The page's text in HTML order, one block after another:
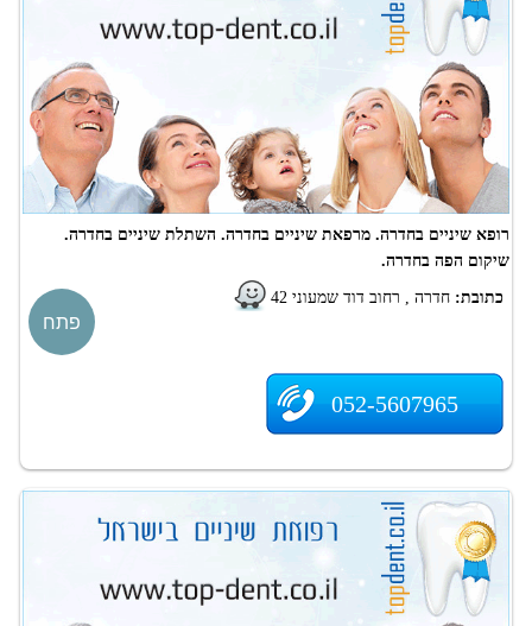
רופא שיניים בחדרה. מרפאת שיניים בחדרה. השתלת שיניים בחדרה.
שיקום הפה בחדרה.
כתובת: חדרה , רחוב דוד שמעוני 42
052-5607965
פתח